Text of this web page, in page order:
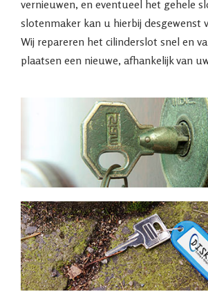
vernieuwen, en eventueel het gehele
slotenmaker kan u hierbij desgewenst
Wij repareren het cilinderslot snel en
plaatsen een nieuwe, afhankelijk van